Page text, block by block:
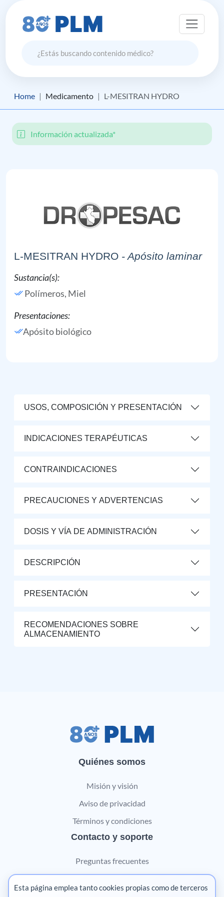
Home Medicamento L-MESITRAN HYDRO
Información actualizada*
L-MESITRAN HYDRO - Apósito laminar
Sustancia(s):
Polímeros, Miel
Presentaciones:
Apósito biológico
USOS, COMPOSICIÓN Y PRESENTACIÓN
INDICACIONES TERAPÉUTICAS
CONTRAINDICACIONES
PRECAUCIONES Y ADVERTENCIAS
DOSIS Y VÍA DE ADMINISTRACIÓN
DESCRIPCIÓN
PRESENTACIÓN
RECOMENDACIONES SOBRE
ALMACENAMIENTO
Quiénes somos
Misión y visión
Aviso de privacidad
Términos y condiciones
Contacto y soporte
Preguntas frecuentes
Contáctanos
Marketing digital
Esta página emplea tanto cookies propias como de terceros